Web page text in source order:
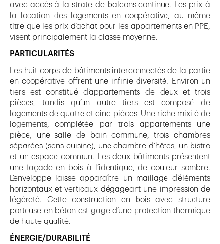
avec accès à la strate de balcons continue. Les prix à
la location des logements en coopérative, au même
titre que les prix d’achat pour les appartements en PPE,
visent principalement la classe moyenne.
PARTICULARITÉS
Les huit corps de bâtiments interconnectés de la partie
en coopérative offrent une infinie diversité. Environ un
tiers est constitué d’appartements de deux et trois
pièces, tandis qu’un autre tiers est composé de
logements de quatre et cinq pièces. Une riche mixité de
logements, complétée par trois appartements une
pièce, une salle de bain commune, trois chambres
séparées (sans cuisine), une chambre d’hôtes, un bistro
et un espace commun. Les deux bâtiments présentent
une façade en bois à l’identique, de couleur sombre.
L’enveloppe laisse apparaître un maillage d’éléments
horizontaux et verticaux dégageant une impression de
légèreté. Cette construction en bois avec structure
porteuse en béton est gage d’une protection thermique
de haute qualité.
ÉNERGIE/DURABILITÉ